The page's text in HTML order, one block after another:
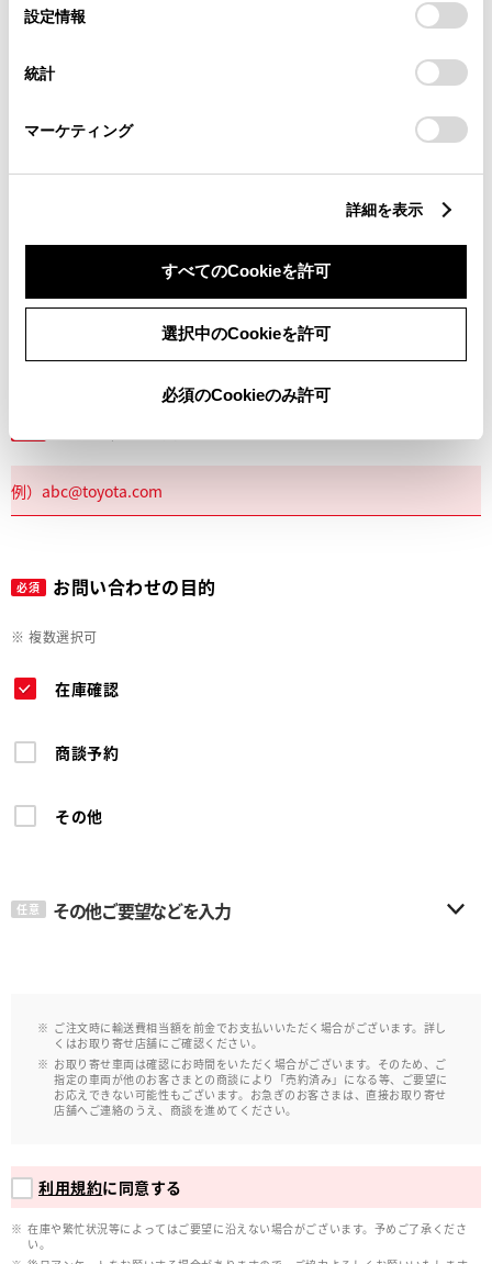
デバイスにすべてのCookie(クッキー)が保存されることに同
意したことになります。Cookie(クッキー)のオプトアウト、
設定の変更、同意を撤回したりするにあたっては、当社の
「Cookie（クッキー）情報の取り扱いについて
」をご覧くだ
設定情報
統計
マーケティング
詳細を表示
すべてのCookieを許可
選択中のCookieを許可
必須のCookieのみ許可
任意 建物名
必須 お問い合わせの目的
※ 複数選択可
在庫確認
商談予約
その他
任意 その他ご要望などを入力
ご注文時に輸送費相当額を前金でお支払いいただく場合がございます。詳し
くはお取り寄せ店舗にご確認ください。
お取り寄せ車両は確認にお時間をいただく場合がございます。そのため、ご
指定の車両が他のお客さまとの商談により「売約済み」になる等、ご要望に
お応えできない可能性もございます。お急ぎのお客さまは、直接お取り寄せ
店舗へご連絡のうえ、商談を進めてください。
利用規約に同意する
在庫や繁忙状況等によってはご要望に沿えない場合がございます。予めご了承くださ
い。